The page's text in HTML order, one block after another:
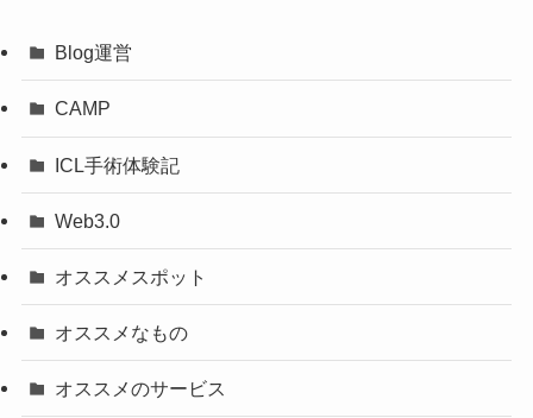
Blog運営
CAMP
ICL手術体験記
Web3.0
オススメスポット
オススメなもの
オススメのサービス